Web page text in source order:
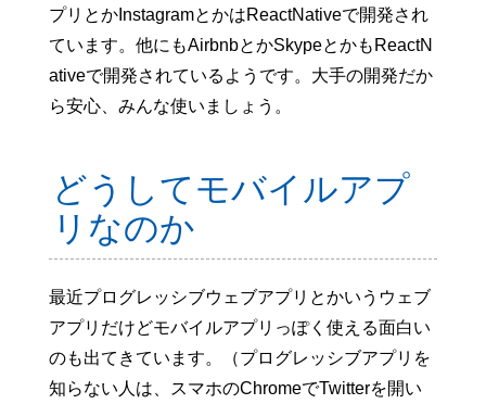
プリとかInstagramとかはReactNativeで開発され
ています。他にもAirbnbとかSkypeとかもReactN
ativeで開発されているようです。大手の開発だか
ら安心、みんな使いましょう。
どうしてモバイルアプ
リなのか
最近プログレッシブウェブアプリとかいうウェブ
アプリだけどモバイルアプリっぽく使える面白い
のも出てきています。（プログレッシブアプリを
知らない人は、スマホのChromeでTwitterを開い